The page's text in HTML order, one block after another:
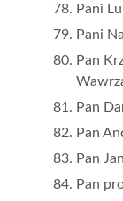
Pani
Pani
Pan
Pan
Pan
Pan
Pan